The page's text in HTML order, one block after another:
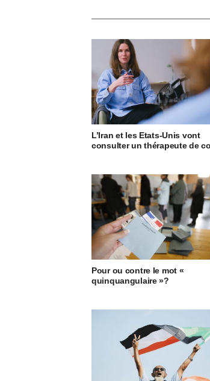
L’Iran et les Etats-Unis vont
consulter un thérapeute de
Pour ou contre le mot «
quinquangulaire »?